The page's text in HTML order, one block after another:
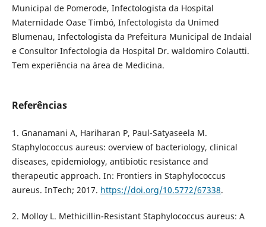
Municipal de Pomerode, Infectologista da Hospital
Maternidade Oase Timbó, Infectologista da Unimed
Blumenau, Infectologista da Prefeitura Municipal de Indaial
e Consultor Infectologia da Hospital Dr. waldomiro Colautti.
Tem experiência na área de Medicina.
Referências
1. Gnanamani A, Hariharan P, Paul-Satyaseela M.
Staphylococcus aureus: overview of bacteriology, clinical
diseases, epidemiology, antibiotic resistance and
therapeutic approach. In: Frontiers in Staphylococcus
aureus. InTech; 2017. https://doi.org/10.5772/67338.
2. Molloy L. Methicillin-Resistant Staphylococcus aureus: A